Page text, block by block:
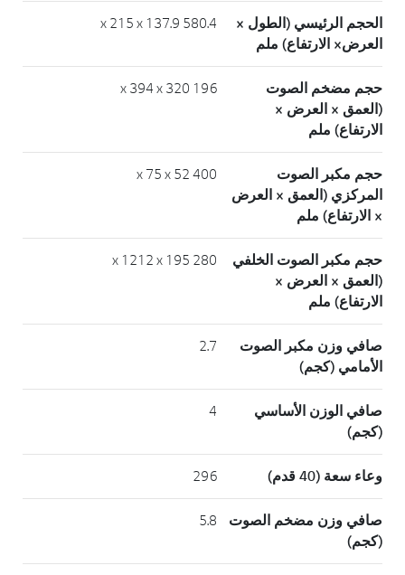
الحجم الرئيسي (الطول ×
العرض× الارتفاع) ملم
580.4 x 215 x 137.9
حجم مضخم الصوت
(العمق × العرض ×
الارتفاع) ملم
196 x 394 x 320
حجم مكبر الصوت
المركزي (العمق × العرض
× الارتفاع) ملم
400 x 75 x 52
حجم مكبر الصوت الخلفي
(العمق × العرض ×
الارتفاع) ملم
280 x 1212 x 195
صافي وزن مكبر الصوت
الأمامي (كجم)
2.7
صافي الوزن الأساسي
(كجم)
4
وعاء سعة (40 قدم) 296
صافي وزن مضخم الصوت
(كجم)
5.8